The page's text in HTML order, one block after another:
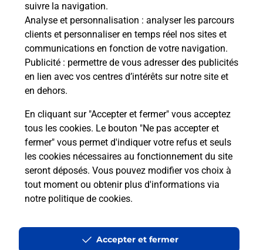
suivre la navigation.
Analyse et personnalisation : analyser les parcours
clients et personnaliser en temps réel nos sites et
communications en fonction de votre navigation.
Publicité : permettre de vous adresser des publicités
en lien avec vos centres d’intérêts sur notre site et
en dehors.
En cliquant sur "Accepter et fermer" vous acceptez
tous les cookies. Le bouton "Ne pas accepter et
fermer" vous permet d'indiquer votre refus et seuls
les cookies nécessaires au fonctionnement du site
seront déposés. Vous pouvez modifier vos choix à
tout moment ou obtenir plus d'informations via
notre politique de cookies.
Accepter et fermer
Boîte aux lettres La Poste
Collecte du courrier aujourd'hui à 08h30
1 Rue De Courcy
51220 Loivre
Localiser Liste Boîtes aux lettres Marne Loivre
Accessibilité : partiellement conforme